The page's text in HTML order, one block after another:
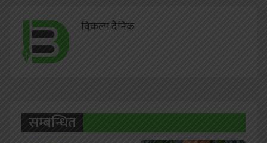
विकल्प दैनिक
सम्बन्धित